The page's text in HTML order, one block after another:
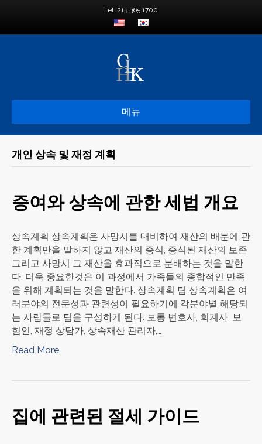
Tel. 213.365.1700
메뉴
개인 상속 및 재정 계획
증여와 상속에 관한 세법 개요
상속계획 상속계획은 사망시를 대비하여 재산의 배분에 관
한 계획만을 말하지 않고 재산의 증식, 증식된 재산의 보존
그리고 사망시 그 재산을 효과적으로 분배하는 것을 말한
다. 더욱 중요한것은 이 과정에서 가족들의 종합적인 만족
을 위해 계획되는 것을 말한다. 상속계획 팀 상속계획은 여
러분야의 전문성과 관련성이 필요하기에 각분야별 해당되
는 사람들로 팀을 구성하게 된다. 보통 변호사, 회계사, 보
험인, 재정 상담가, 상속재산 관리자,…
Read More
집에 관련된 절세 가이드